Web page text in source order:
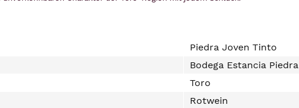
Piedra Joven Tinto
Bodega Estancia Piedra
Toro
Rotwein